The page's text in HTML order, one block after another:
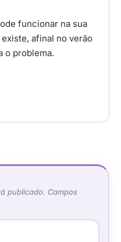
funcionar na sua
afinal no verão
o problema.
publicado. Campos